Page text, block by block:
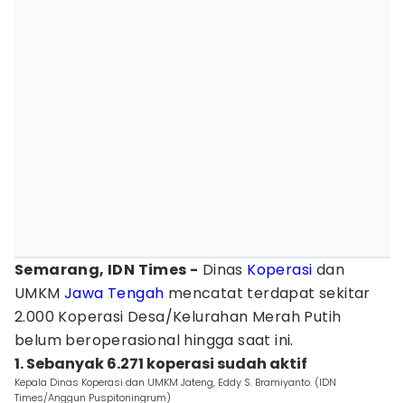
Semarang, IDN Times - Dinas Koperasi dan
UMKM Jawa Tengah mencatat terdapat sekitar
2.000 Koperasi Desa/Kelurahan Merah Putih
belum beroperasional hingga saat ini.
1. Sebanyak 6.271 koperasi sudah aktif
Kepala Dinas Koperasi dan UMKM Jateng, Eddy S. Bramiyanto. (IDN
Times/Anggun Puspitoningrum)